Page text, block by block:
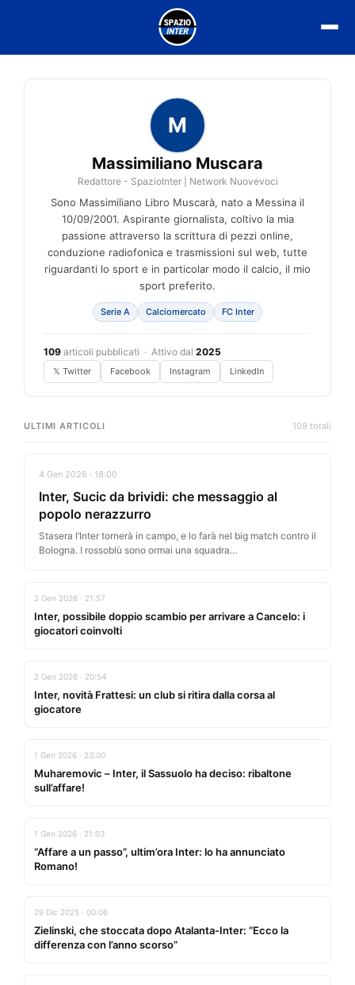
M
Massimiliano Muscara
Redattore - SpazioInter | Network Nuovevoci
Sono Massimiliano Libro Muscarà, nato a Messina il
10/09/2001. Aspirante giornalista, coltivo la mia
passione attraverso la scrittura di pezzi online,
conduzione radiofonica e trasmissioni sul web, tutte
riguardanti lo sport e in particolar modo il calcio, il mio
sport preferito.
Serie A Calciomercato FC Inter
109 articoli pubblicati · Attivo dal 2025
𝕏 Twitter Facebook Instagram LinkedIn
ULTIMI ARTICOLI 109 totali
4 Gen 2026 · 18:00
Inter, Sucic da brividi: che messaggio al
popolo nerazzurro
Stasera l’Inter tornerà in campo, e lo farà nel big match contro il
Bologna. I rossoblù sono ormai una squadra…
2 Gen 2026 · 21:57
Inter, possibile doppio scambio per arrivare a Cancelo: i
giocatori coinvolti
2 Gen 2026 · 20:54
Inter, novità Frattesi: un club si ritira dalla corsa al
giocatore
1 Gen 2026 · 23:00
Muharemovic – Inter, il Sassuolo ha deciso: ribaltone
sull’affare!
1 Gen 2026 · 21:03
“Affare a un passo”, ultim’ora Inter: lo ha annunciato
Romano!
29 Dic 2025 · 00:06
Zielinski, che stoccata dopo Atalanta-Inter: “Ecco la
differenza con l’anno scorso”